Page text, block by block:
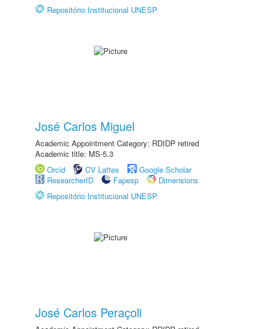
Repositório Institucional UNESP
José Carlos Miguel
Academic Appointment Category: RDIDP retired
Academic title: MS-5.3
Orcid
CV Lattes
Google Scholar
ResearcherID
Fapesp
Dimensions
Repositório Institucional UNESP
José Carlos Peraçoli